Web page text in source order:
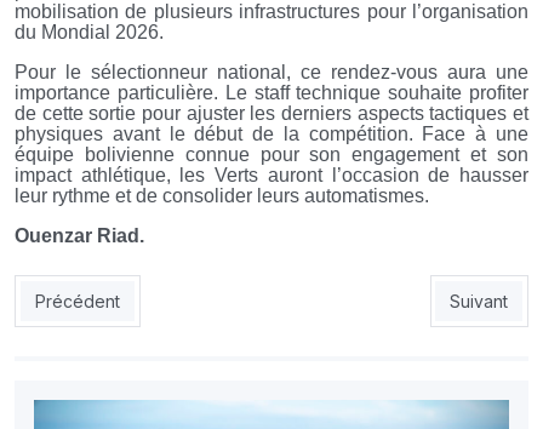
mobilisation de plusieurs infrastructures pour l’organisation
du Mondial 2026.
Pour le sélectionneur national, ce rendez-vous aura une
importance particulière. Le staff technique souhaite profiter
de cette sortie pour ajuster les derniers aspects tactiques et
physiques avant le début de la compétition. Face à une
équipe bolivienne connue pour son engagement et son
impact athlétique, les Verts auront l’occasion de hausser
leur rythme et de consolider leurs automatismes.
Ouenzar Riad.
Article précédent : CAN-2027 (Qualif) : l’EN connaîtra ses
Précédent Article
Suivant